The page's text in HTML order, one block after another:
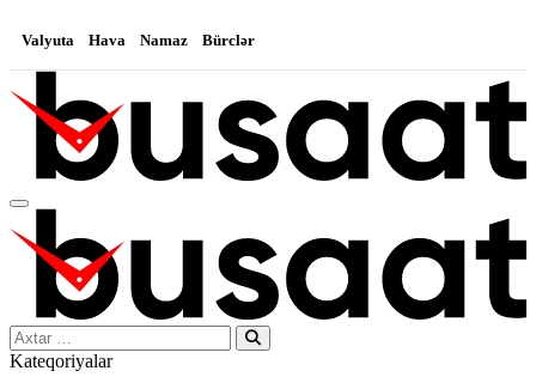
Valyuta Hava Namaz Bürclər
Search…
Kateqoriyalar